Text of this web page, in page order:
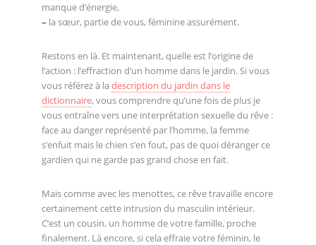
manque d’énergie,
– la sœur, partie de vous, féminine assurément.
Restons en là. Et maintenant, quelle est l’origine de
l’action : l’effraction d’un homme dans le jardin. Si vous
vous référez à la description du jardin dans le
dictionnaire, vous comprendre qu’une fois de plus je
vous entraîne vers une interprétation sexuelle du rêve :
face au danger représenté par l’homme, la femme
s’enfuit mais le chien s’en fout, pas de quoi déranger ce
gardien qui ne garde pas grand chose en fait.
Mais comme avec les menottes, ce rêve travaille encore
certainement cette intrusion du masculin intérieur.
C’est un cousin, un homme de votre famille, proche
finalement. Là encore, si cela effraie votre féminin, le